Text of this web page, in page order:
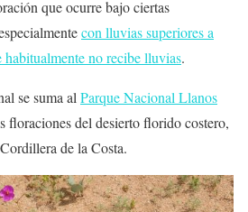
que ocurre bajo ciertas
con lluvias superiores a
habitualmente no recibe lluvias.
se suma alParque Nacional Llanos
floraciones del desierto florido costero,
de la Costa.